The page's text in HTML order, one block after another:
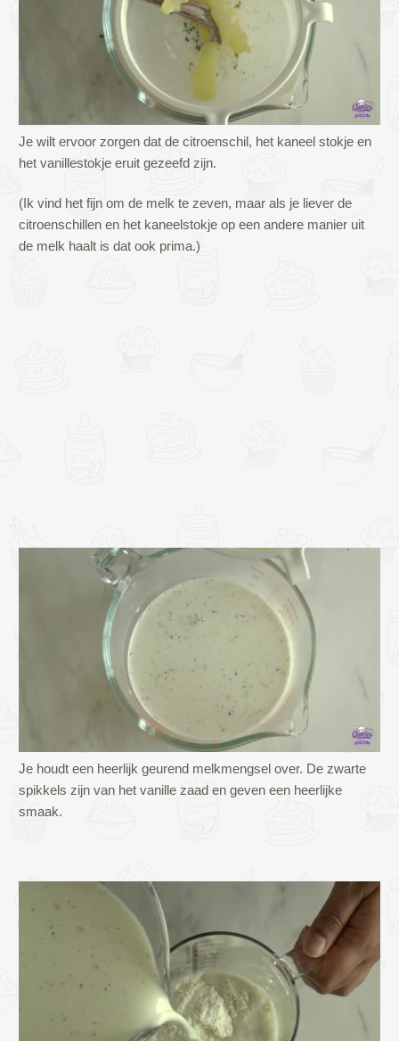
Je wilt ervoor zorgen dat de citroenschil, het kaneel stokje en
het vanillestokje eruit gezeefd zijn.
(Ik vind het fijn om de melk te zeven, maar als je liever de
citroenschillen en het kaneelstokje op een andere manier uit
de melk haalt is dat ook prima.)
Je houdt een heerlijk geurend melkmengsel over. De zwarte
spikkels zijn van het vanille zaad en geven een heerlijke
smaak.